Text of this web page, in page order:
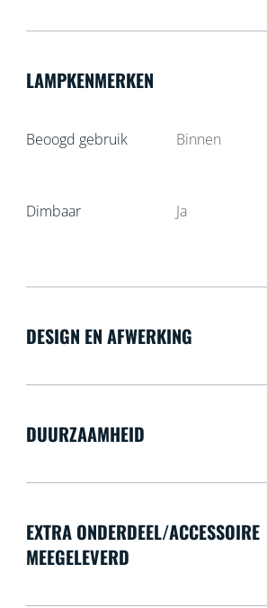
LAMPKENMERKEN
Beoogd gebruik Binnen
Dimbaar Ja
DESIGN EN AFWERKING
DUURZAAMHEID
EXTRA ONDERDEEL/ACCESSOIRE
MEEGELEVERD